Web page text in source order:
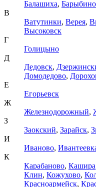
Балашиха, Барыбино
В
Ватутинки, Верея,
Высоковск
Г
Голицыно
Д
Дедовск,
Домодедово,
Е
Егорьевск
Ж
Железнодорожный,
З
Заокский, Зарайск,
И
Иваново,
К
Карабаново, Кашира
Клин, Кожухово,
Красноармейск,